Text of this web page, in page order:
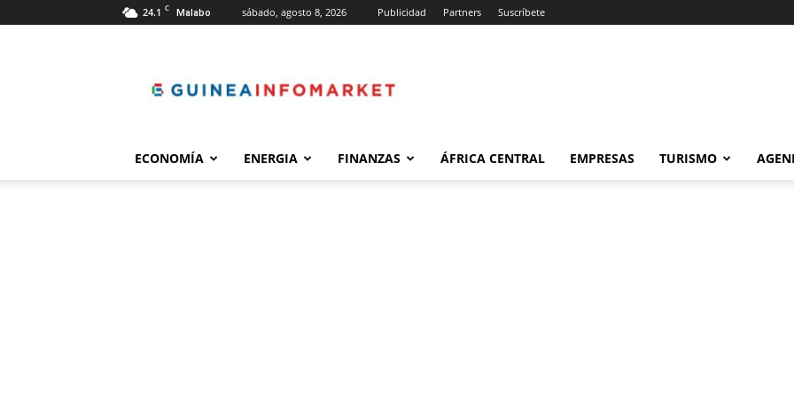
24.1 C Malabo sábado, agosto 8, 2026 Publicidad Partners Suscríbete
ECONOMÍA ENERGIA FINANZAS ÁFRICA CENTRAL EMPRESAS TURISMO